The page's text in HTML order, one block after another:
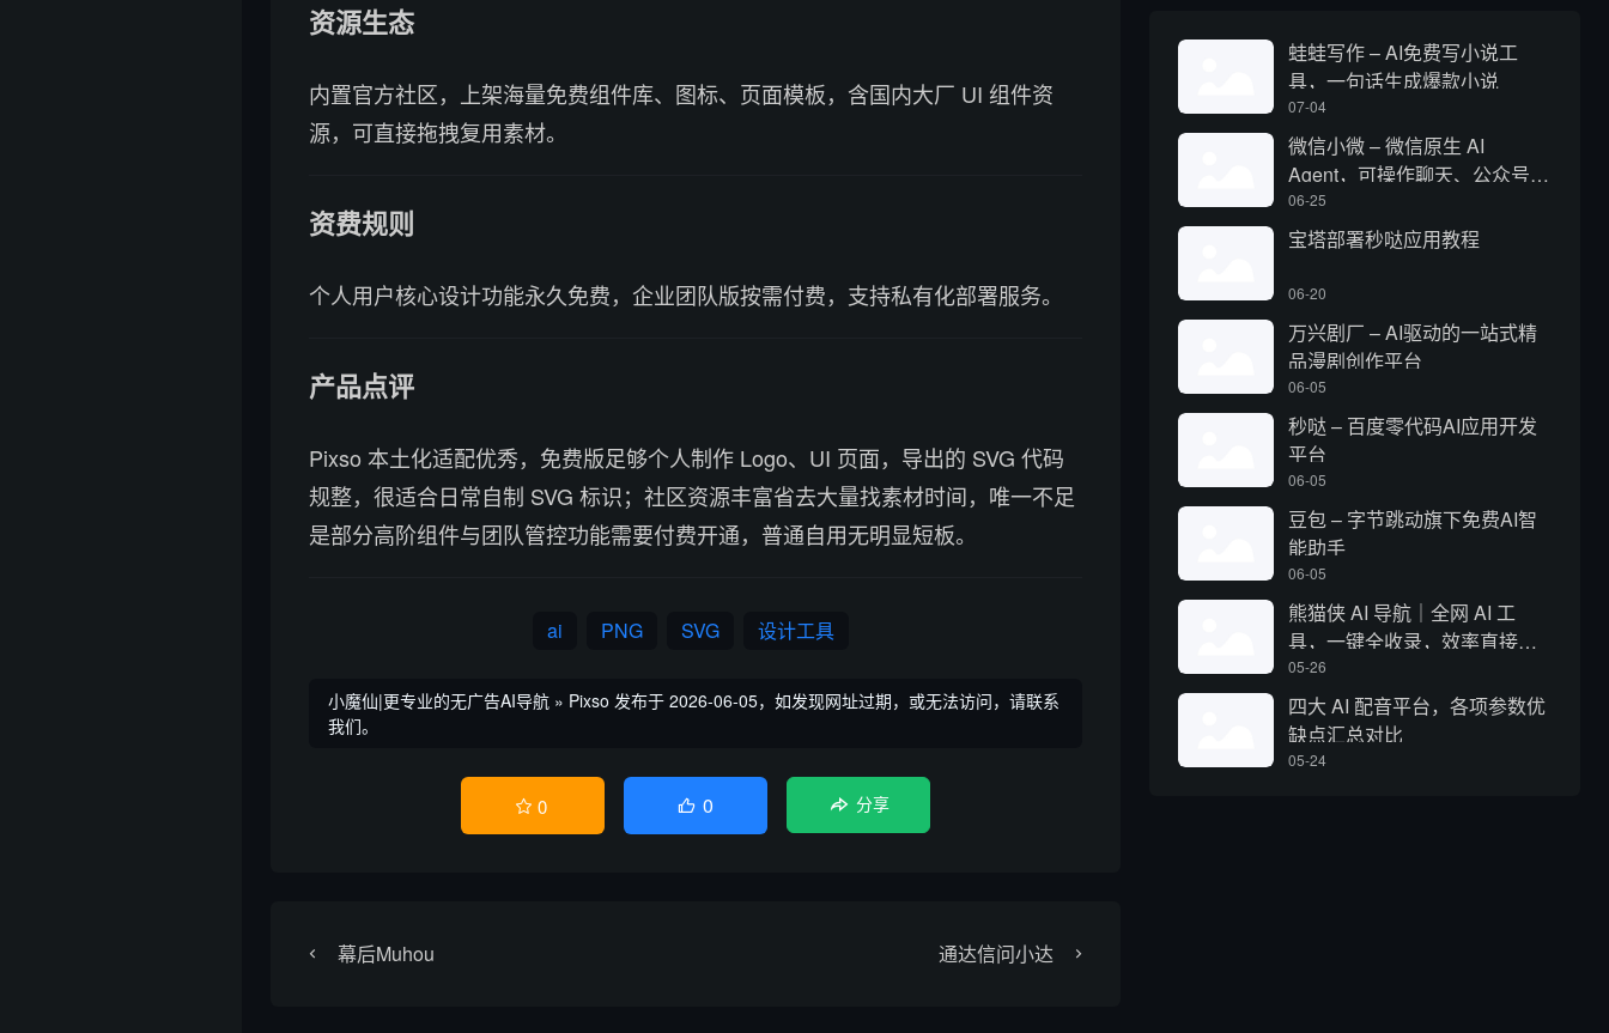
资源生态
内置官方社区，上架海量免费组件库、图标、页面模板，含国内大厂 UI 组件资
源，可直接拖拽复用素材。
资费规则
个人用户核心设计功能永久免费，企业团队版按需付费，支持私有化部署服务。
产品点评
Pixso 本土化适配优秀，免费版足够个人制作 Logo、UI 页面，导出的 SVG 代码
规整，很适合日常自制 SVG 标识；社区资源丰富省去大量找素材时间，唯一不足
是部分高阶组件与团队管控功能需要付费开通，普通自用无明显短板。
ai PNG SVG 设计工具
小魔仙|更专业的无广告AI导航 » Pixso 发布于 2026-06-05，如发现网址过期，或无法访问，请联系
我们。
 0  0 分享
幕后Muhou 通达信问小达
蛙蛙写作 – AI免费写小说工
具，一句话生成爆款小说
07-04
微信小微 – 微信原生 AI
Agent，可操作聊天、公众号、
视频号和小程序
06-25
宝塔部署秒哒应用教程
06-20
万兴剧厂 – AI驱动的一站式精
品漫剧创作平台
06-05
秒哒 – 百度零代码AI应用开发
平台
06-05
豆包 – 字节跳动旗下免费AI智
能助手
06-05
熊猫侠 AI 导航｜全网 AI 工
具，一键全收录，效率直接拉
满
05-26
四大 AI 配音平台，各项参数优
缺点汇总对比
05-24